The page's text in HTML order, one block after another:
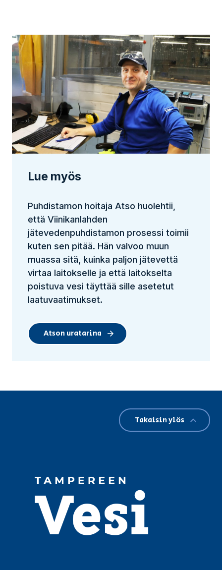
Lue myös
Puhdistamon hoitaja Atso huolehtii,
että Viinikanlahden
jätevedenpuhdistamon prosessi toimii
kuten sen pitää. Hän valvoo muun
muassa sitä, kuinka paljon jätevettä
virtaa laitokselle ja että laitokselta
poistuva vesi täyttää sille asetetut
laatuvaatimukset.
Atson uratarina
Takaisin ylös